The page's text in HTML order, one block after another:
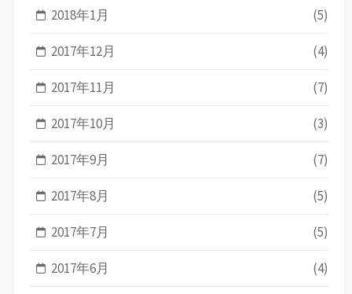
2018年1月 (5)
2017年12月 (4)
2017年11月 (7)
2017年10月 (3)
2017年9月 (7)
2017年8月 (5)
2017年7月 (5)
2017年6月 (4)